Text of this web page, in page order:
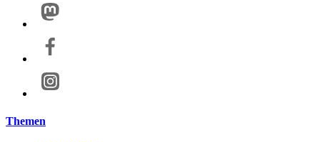
Themen